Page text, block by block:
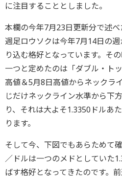
に注目することとしました。
本欄の今年7月23日更新分で述
週足ロウソクは今年7月14日の
り込む格好となっています。そ
一つと定めたのは「ダブル・ト
高値＆5月8日高値からネックラ
じだけネックライン水準から下
り、それは大よそ1.3350ドルあ
ります。
そして今、下図でもあらためて
／ドルは一つのメドとしていた
ばす格好となってきたのです。